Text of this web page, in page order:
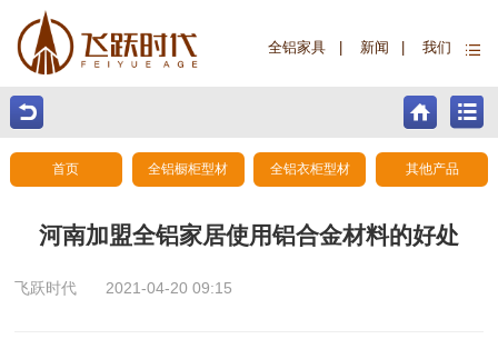
全铝家具 新闻 我们
首页 全铝橱柜型材 全铝衣柜型材 其他产品
河南加盟全铝家居使用铝合金材料的好处
飞跃时代 2021-04-20 09:15